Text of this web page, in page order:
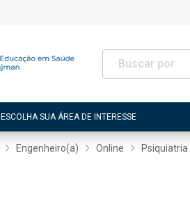
ESCOLHA SUA ÁREA DE INTERESSE
Engenheiro(a) Online Psiquiatria